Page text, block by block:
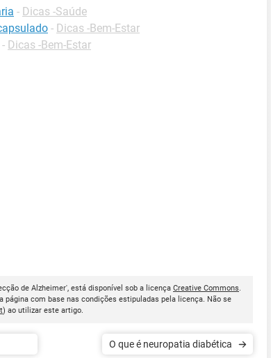
- Dicas -Saúde
- Dicas -Bem-Estar
- Dicas -Bem-Estar
de Alzheimer', está disponível sob a licença Creative Commons.
com base nas condições estipuladas pela licença. Não se
) ao utilizar este artigo.
O que é neuropatia diabética